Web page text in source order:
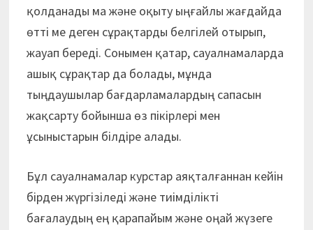
қолданады ма және оқыту ыңғайлы жағдайда
өтті ме деген сұрақтарды белгілей отырып,
жауап береді. Сонымен қатар, сауалнамаларда
ашық сұрақтар да болады, мұнда
тыңдаушылар бағдарламалардың сапасын
жақсарту бойынша өз пікірлері мен
ұсыныстарын білдіре алады.
Бұл сауалнамалар курстар аяқталғаннан кейін
бірден жүргізіледі және тиімділікті
бағалаудың ең қарапайым және оңай жүзеге